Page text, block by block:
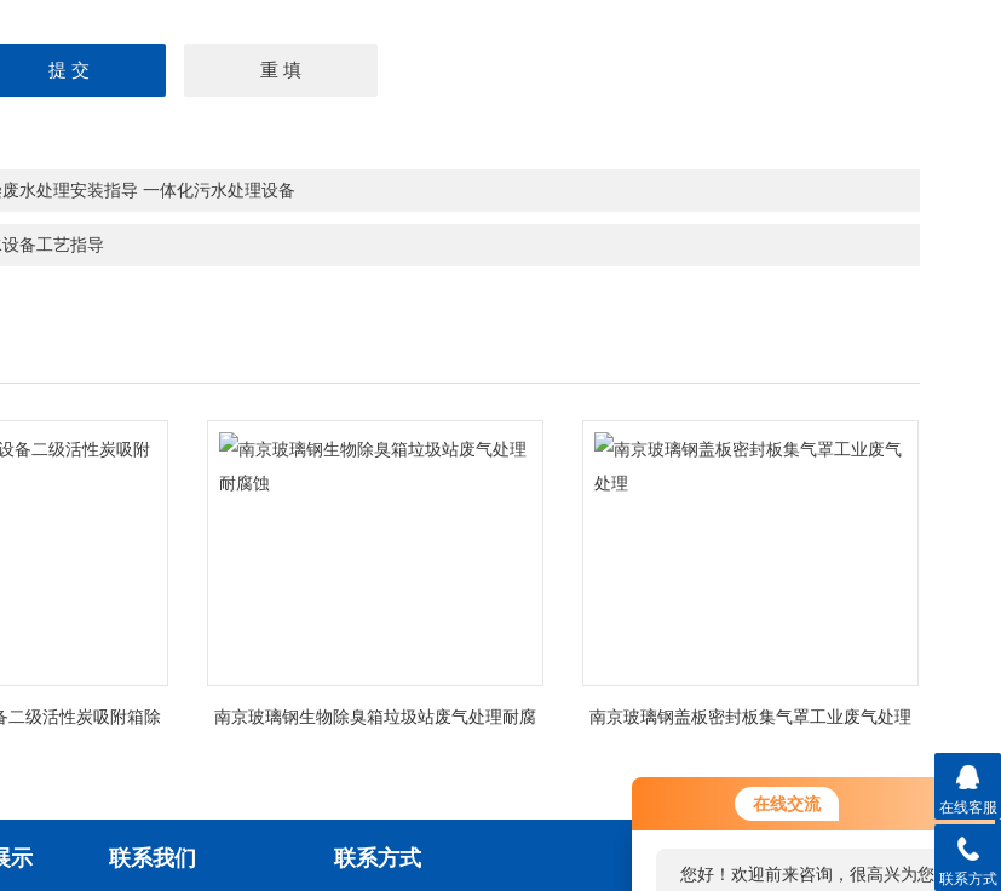
在线交流
您好！欢迎前来咨询，很高兴为您
服务，请问您要咨询什么问题呢？
您好，看您停留很久了，是否找到
水处理安装指导 一体化污水处理设备
备工艺指导
二级活性炭吸附箱除
南京玻璃钢生物除臭箱垃圾站废气处理耐腐
南京玻璃钢盖板密封板集气罩工业废气处理
示 联系我们 联系方式
在线客服
联系方式